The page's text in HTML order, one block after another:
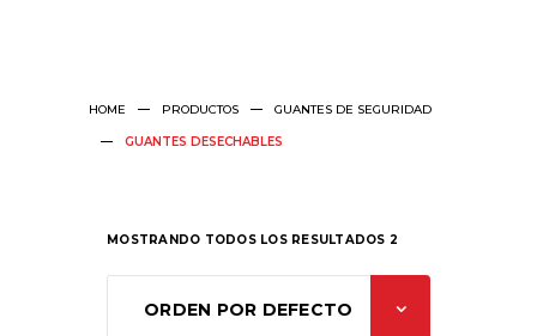
HOME PRODUCTOS GUANTES DE SEGURIDAD
GUANTES DESECHABLES
MOSTRANDO TODOS LOS RESULTADOS 2
ORDEN POR DEFECTO